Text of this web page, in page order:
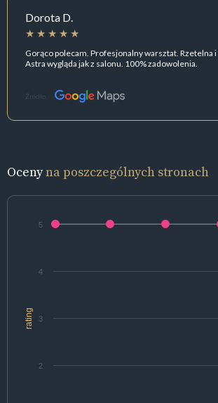
Dorota D.
Gorąco polecam. Profesjonalny warsztat. Rzetelna i
Astra wygląda jak z salonu. 100% zadowolenia.
Źródło:
Ocenyna poszczególnych stronach
rating
2
3
4
5